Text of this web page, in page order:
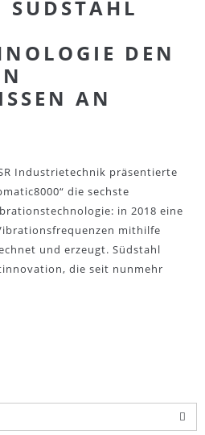
DEN
AN
Industrietechnik präsentierte
die sechste
in 2018 eine
mithilfe
und erzeugt. Südstahl
die seit nunmehr